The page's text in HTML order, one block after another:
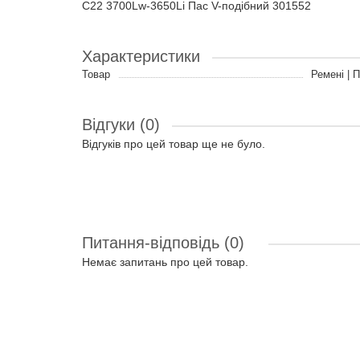
C22 3700Lw-3650Li Пас V-подібний 301552
Характеристики
Товар Ремені |
Відгуки (0)
Відгуків про цей товар ще не було.
Питання-відповідь (0)
Немає запитань про цей товар.